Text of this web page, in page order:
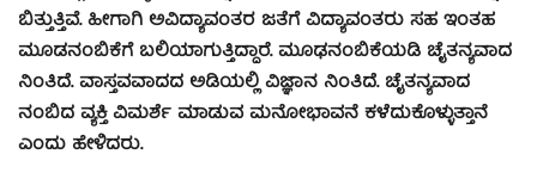
ಬಿತ್ತುತ್ತಿವೆ. ಹೀಗಾಗಿ ಅವಿದ್ಯಾವಂತರ ಜತೆಗೆ ವಿದ್ಯಾವಂತರು ಸಹ ಇಂತಹ
ಮೂಡನಂಬಿಕೆಗೆ ಬಲಿಯಾಗುತ್ತಿದ್ದಾರೆ. ಮೂಢನಂಬಿಕೆಯಡಿ ಚೈತನ್ಯವಾದ
ನಿಂತಿದೆ. ವಾಸ್ತವವಾದದ ಅಡಿಯಲ್ಲಿ ವಿಜ್ಞಾನ ನಿಂತಿದೆ. ಚೈತನ್ಯವಾದ
ನಂಬಿದ ವ್ಯಕ್ತಿ ವಿಮರ್ಶೆ ಮಾಡುವ ಮನೋಭಾವನೆ ಕಳೆದುಕೊಳ್ಳುತ್ತಾನೆ
ಎಂದು ಹೇಳಿದರು.